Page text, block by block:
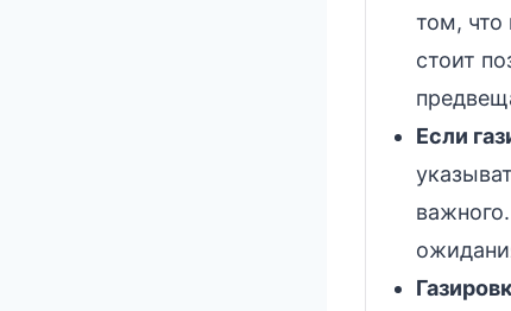
том, что
стоит
Если